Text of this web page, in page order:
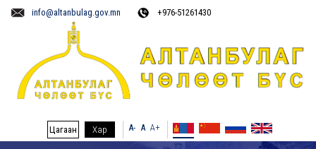
info@altanbulag.gov.mn +976-51261430
Цагаан Хар A- A A+